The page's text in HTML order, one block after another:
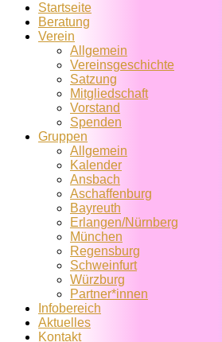
Startseite
Beratung
Verein
Allgemein
Vereins­geschichte
Satzung
Mitglied­schaft
Vorstand
Spenden
Gruppen
Allgemein
Kalender
Ansbach
Aschaffenburg
Bayreuth
Erlangen/Nürnberg
München
Regensburg
Schweinfurt
Würzburg
Partner*innen
Infobereich
Aktuelles
Kontakt